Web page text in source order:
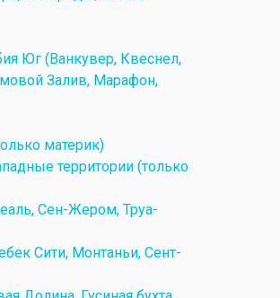
Юг (Ванкувер, Квеснел,
Залив, Марафон,
материк)
территории (только
Сен-Жером, Труа-
Сити, Монтаньи, Сент-